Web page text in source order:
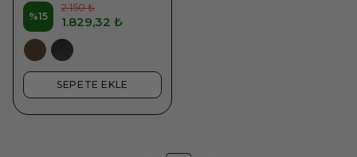
%15
2.150 ₺
1.829,32 ₺
SEPETE EKLE